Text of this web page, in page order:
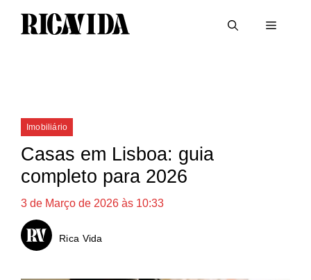
Categorias
Imobiliário
Casas em Lisboa: guia
completo para 2026
3 de Março de 2026 às 10:33
Rica Vida